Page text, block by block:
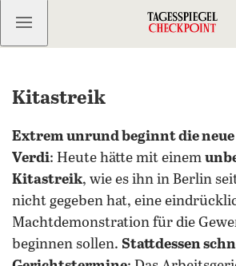
Kostenlos anmelden
Kitastreik
Extrem unrund beginnt die
Verdi: Heute hätte mit einem
Kitastreik, wie es ihn in Berlin
nicht gegeben hat, eine
Machtdemonstration für die
beginnen sollen. Stattdessen